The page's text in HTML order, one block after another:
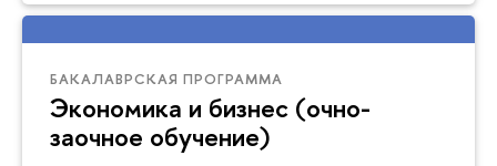
БАКАЛАВРСКАЯ ПРОГРАММА
Экономика и бизнес (очно-
заочное обучение)